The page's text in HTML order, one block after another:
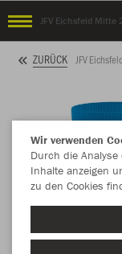
JFV Eichsfeld Mitte
ZURÜCK JFV
Wir verwenden
Durch die
Inhalte anzeigen
zu den Cookies